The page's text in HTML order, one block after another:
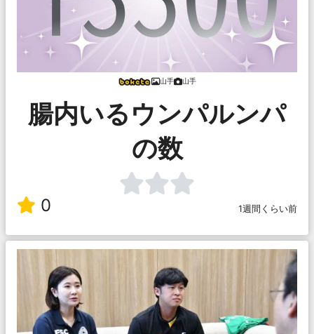
山手 山手
腸内いるウンパルンパ
の数
0 1週間くらい前